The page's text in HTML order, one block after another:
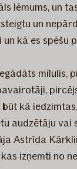
lēmums, un
un
kā es
mīlulis,
kā
audzētāju
Astrīda
izņemti no